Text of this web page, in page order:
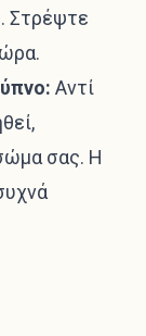
Στρέψτε
Αντί
σας. Η